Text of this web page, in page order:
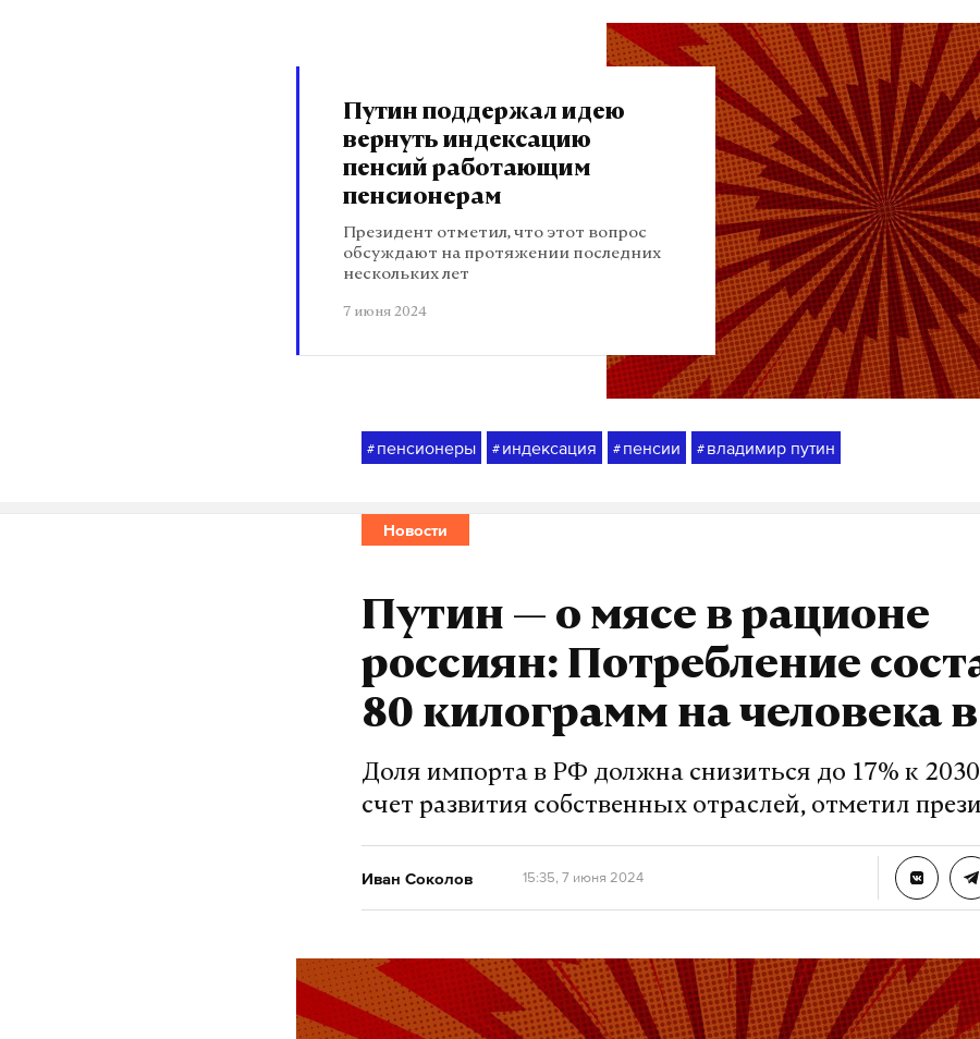
Путин поддержал идею
вернуть индексацию
пенсий работающим
пенсионерам
Президент отметил, что этот вопрос
обсуждают на протяжении последних
нескольких лет
7 июня 2024
# пенсионеры # индексация # пенсии # владимир путин
Новости
Путин — о мясе в рационе
россиян: Потребление
80 килограмм на человека в
Доля импорта в РФ должна снизиться до 17% к 2030
счет развития собственных отраслей, отметил
Иван Соколов 15:35, 7 июня 2024